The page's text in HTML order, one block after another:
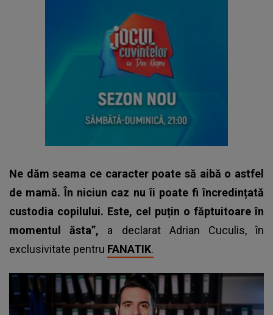
Ne dăm seama ce caracter poate să aibă o astfel
de mamă. În niciun caz nu îi poate fi încredințată
custodia copilului. Este, cel puțin o făptuitoare în
momentul ăsta”, a declarat Adrian Cuculis, în
exclusivitate pentru FANATIK.